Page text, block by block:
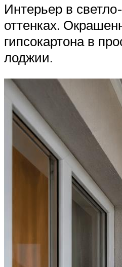
Интерьер в
оттенках.
гипсокартона в
лоджии.